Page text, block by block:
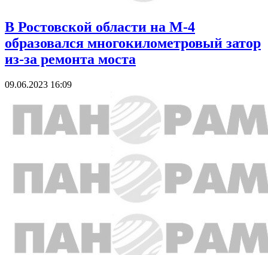
В Ростовской области на М-4
образовался многокилометровый затор
из-за ремонта моста
09.06.2023 16:09